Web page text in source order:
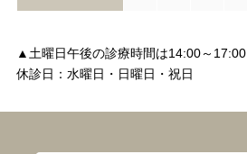
▲土曜日午後の診療時間は14:00～17:00
休診日：水曜日・日曜日・祝日